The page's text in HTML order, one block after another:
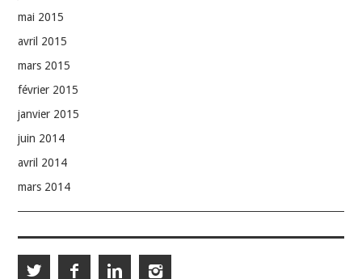
mai 2015
avril 2015
mars 2015
février 2015
janvier 2015
juin 2014
avril 2014
mars 2014